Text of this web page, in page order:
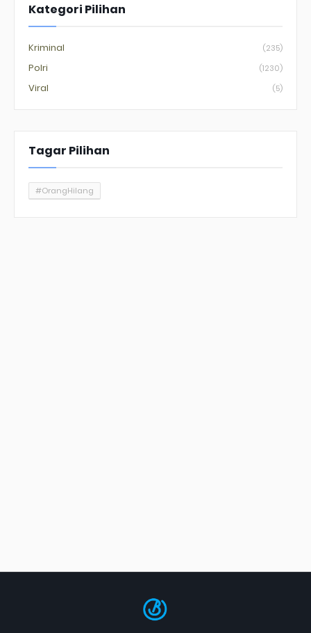
Kategori Pilihan
Kriminal (235)
Polri (1230)
Viral (5)
Tagar Pilihan
#OrangHilang